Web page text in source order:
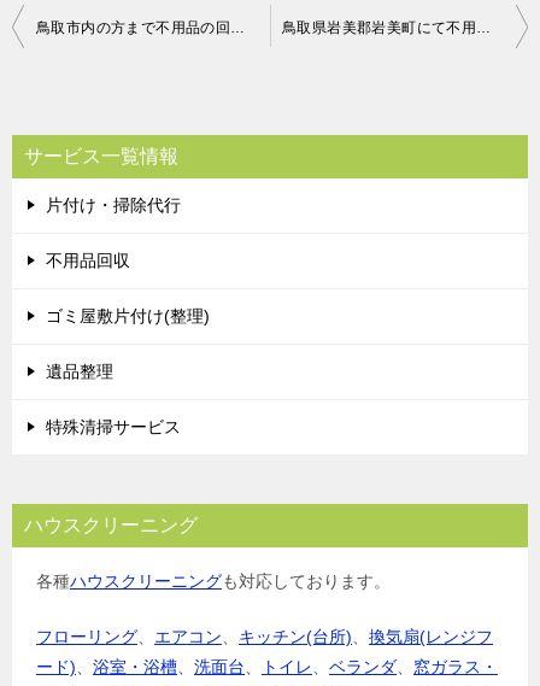
投
ビ
ゲ
ー
シ
鳥取市内の方まで不用品の回収に行って参りました。 鳥取県岩美郡岩美町にて不用品の回収 お客様の声
サービス一覧情報
片付け・掃除代行
不用品回収
ゴミ屋敷片付け(整理)
遺品整理
特殊清掃サービス
ハウスクリーニング
各種ハウスクリーニングも対応しております。
フローリング エアコン キッチン(台所)
換気扇(レンジフ
ード)
浴室・浴槽 洗面台 トイレ ベランダ
窓ガラス・